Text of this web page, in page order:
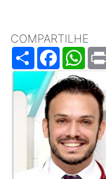
COMPARTILHE
Share